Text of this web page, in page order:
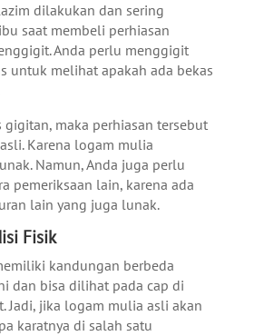
dilakukan dan sering
saat membeli perhiasan
Anda perlu menggigit
untuk melihat apakah ada bekas
gigitan, maka perhiasan tersebut
Karena logam mulia
Namun, Anda juga perlu
pemeriksaan lain, karena ada
lain yang juga lunak.
Fisik
kandungan berbeda
dan bisa dilihat pada cap di
Jadi, jika logam mulia asli akan
karatnya di salah satu